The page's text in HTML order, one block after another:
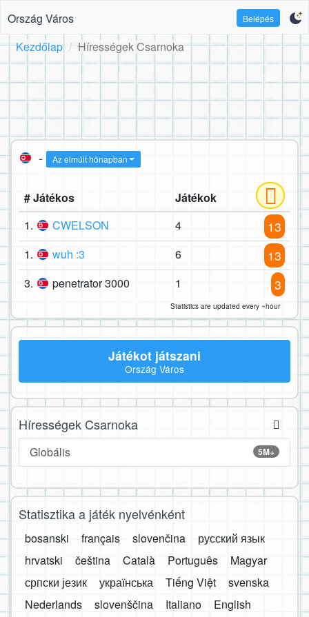
Ország Város Belépés
Kezdőlap Hírességek Csarnoka
- Az elmúlt hónapban
# Játékos
Játékok
1.
CWELSON 4 13
1. wuh :3 6 13
3. penetrator 3000 1 3
Statistics are updated every ~hour
Játékot játszani
Ország Város
Hírességek Csarnoka
5M+
Globális
Statisztika a játék nyelvénként
bosanski français slovenčina
русский язык
hrvatski
čeština Català Português
Magyar
српски језик
українська Tiếng Việt
svenska
Nederlands
slovenščina Italiano
English